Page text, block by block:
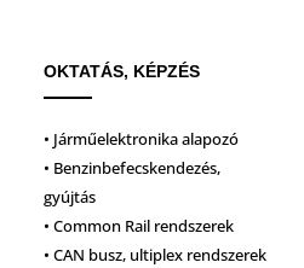
OKTATÁS, KÉPZÉS
• Járműelektronika alapozó
• Benzinbefecskendezés,
gyújtás
• Common Rail rendszerek
• CAN busz, ultiplex rendszerek